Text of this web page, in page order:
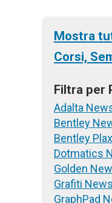
Mostra
Corsi,
Filtra per
Adalta
Bentley
Bentley
Dotmatics
Golden
Grafiti News
GraphPad